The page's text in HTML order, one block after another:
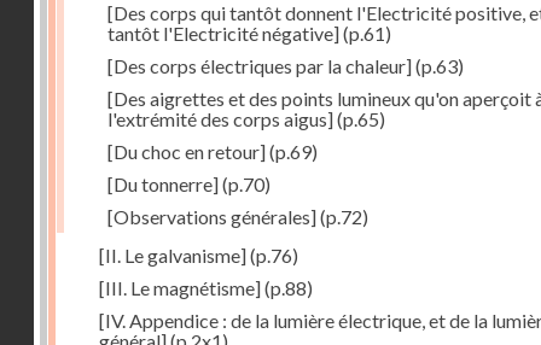
[Des corps qui tantôt donnent l'Electricité positive,
tantôt l'Electricité négative](p.61)
[Des corps électriques par la chaleur](p.63)
[Des aigrettes et des points lumineux qu'on aperçoit
l'extrémité des corps aigus](p.65)
[Du choc en retour](p.69)
[Du tonnerre](p.70)
[Observations générales](p.72)
[II. Le galvanisme](p.76)
[III. Le magnétisme](p.88)
[IV. Appendice : de la lumière électrique, et de la